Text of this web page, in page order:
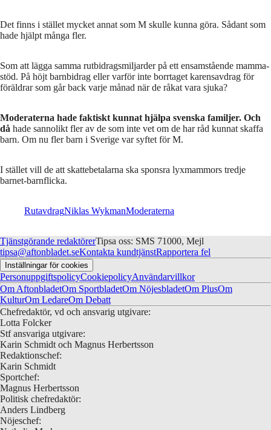
Det finns i stället mycket annat som M skulle kunna göra. Sådant som
hade hjälpt många fler.
Som att lägga samma rutbidragsmiljarder på ett ensamstående mamma-
stöd. På höjt barnbidrag eller varför inte borrtaget karensavdrag för
föräldrar som går back varje månad när de råkat vara sjuka?
Moderaterna hade faktiskt kunnat hjälpa svenska familjer. Och
då hade sannolikt fler av de som inte vet om de har råd kunnat skaffa
barn. Om nu fler barn i Sverige var syftet för M.
I stället vill de att skattebetalarna ska sponsra lyxmammors tredje
barnet-barnflicka.
RutavdragNiklas WykmanModeraterna
Tjänstgörande redaktörerTipsa oss: SMS 71000, Mejl
tipsa@aftonbladet.seKontakta kundtjänstRapportera fel
Inställningar för cookies
PersonuppgiftspolicyCookiepolicyAnvändarvillkor
Om AftonbladetOm SportbladetOm NöjesbladetOm PlusOm
KulturOm LedareOm Debatt
Chefredaktör, vd och ansvarig utgivare:
Lotta Folcker
Stf ansvariga utgivare:
Karin Schmidt och Magnus Herbertsson
Redaktionschef:
Karin Schmidt
Sportchef:
Magnus Herbertsson
Politisk chefredaktör:
Anders Lindberg
Nöjeschef: